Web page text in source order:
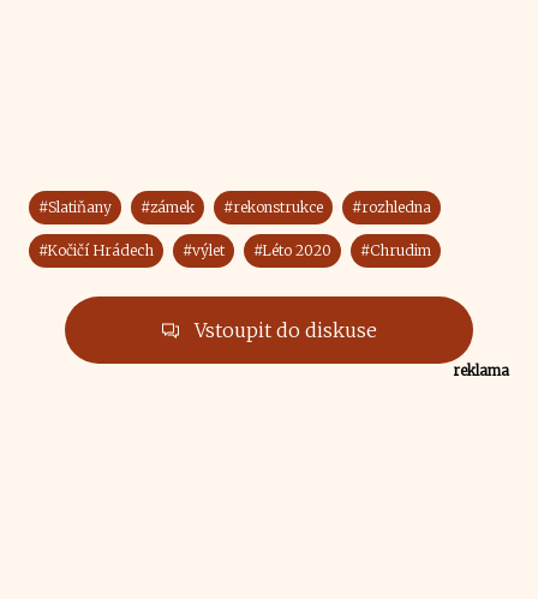
#Slatiňany #zámek #rekonstrukce #rozhledna
#Kočičí Hrádech #výlet #Léto 2020 #Chrudim
Vstoupit do diskuse
reklama